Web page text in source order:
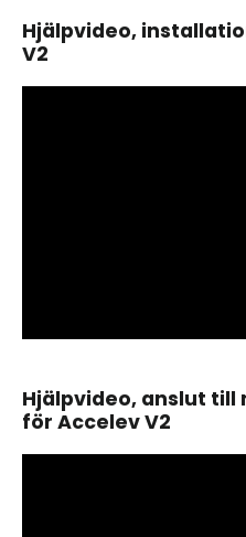
Hjälpvideo,
V2
Hjälpvideo, anslut till
för Accelev V2